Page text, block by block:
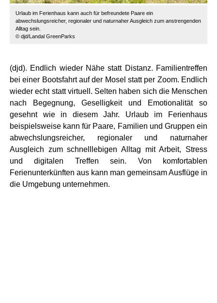
Urlaub im Ferienhaus kann auch für befreundete Paare ein
abwechslungsreicher, regionaler und naturnaher Ausgleich zum anstrengenden
Alltag sein.
© djd/Landal GreenParks
(djd). Endlich wieder Nähe statt Distanz. Familientreffen
bei einer Bootsfahrt auf der Mosel statt per Zoom. Endlich
wieder echt statt virtuell. Selten haben sich die Menschen
nach Begegnung, Geselligkeit und Emotionalität so
gesehnt wie in diesem Jahr. Urlaub im Ferienhaus
beispielsweise kann für Paare, Familien und Gruppen ein
abwechslungsreicher, regionaler und naturnaher
Ausgleich zum schnelllebigen Alltag mit Arbeit, Stress
und digitalen Treffen sein. Von komfortablen
Ferienunterkünften aus kann man gemeinsam Ausflüge in
die Umgebung unternehmen.